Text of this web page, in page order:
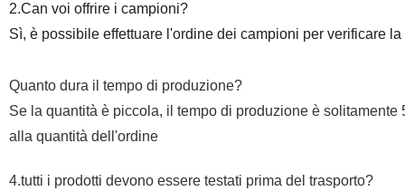
2.Can voi offrire i campioni?
Sì, è possibile effettuare l'ordine dei campioni per verificare
Quanto dura il tempo di produzione?
Se la quantità è piccola, il tempo di produzione è
alla quantità dell'ordine
4.tutti i prodotti devono essere testati prima del trasporto?